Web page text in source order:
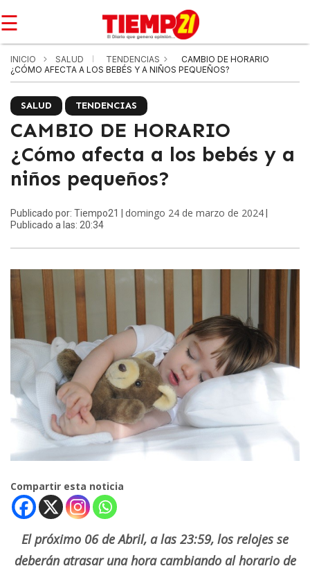
☰
INICIO SALUD TENDENCIAS
CAMBIO DE HORARIO
¿CÓMO AFECTA A LOS BEBÉS Y A NIÑOS PEQUEÑOS?
SALUD TENDENCIAS
CAMBIO DE HORARIO
¿Cómo afecta a los bebés y a
niños pequeños?
Publicado por: Tiempo21 | domingo 24 de marzo de 2024
Publicado a las: 20:34
Compartir esta noticia
El próximo 06 de Abril, a las 23:59, los relojes se
deberán atrasar una horacambiando al horario de